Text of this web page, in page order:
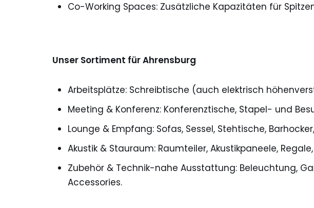
Co-Working Spaces: Zusätzliche Kapazitäten für
Unser Sortiment für Ahrensburg
Arbeitsplätze: Schreibtische (auch elektrisch
Meeting & Konferenz: Konferenztische, Stapel- und
Lounge & Empfang: Sofas, Sessel, Stehtische,
Akustik & Stauraum: Raumteiler, Akustikpaneele,
Zubehör & Technik-nahe Ausstattung: Beleuchtung,
Accessories.